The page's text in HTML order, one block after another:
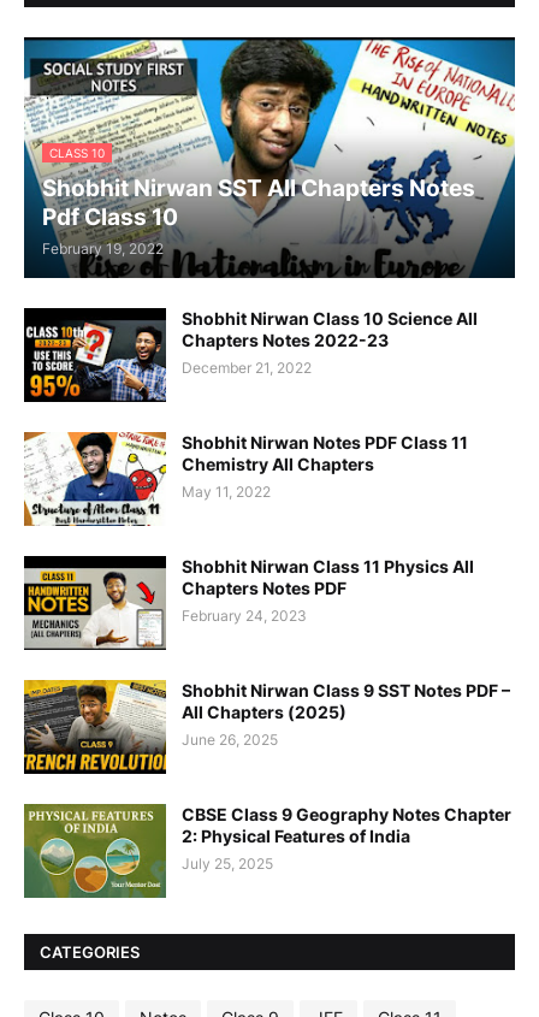
CLASS 10
Shobhit Nirwan SST All Chapters Notes
Pdf Class 10
February 19, 2022
Shobhit Nirwan Class 10 Science All
Chapters Notes 2022-23
December 21, 2022
Shobhit Nirwan Notes PDF Class 11
Chemistry All Chapters
May 11, 2022
Shobhit Nirwan Class 11 Physics All
Chapters Notes PDF
February 24, 2023
Shobhit Nirwan Class 9 SST Notes PDF –
All Chapters (2025)
June 26, 2025
CBSE Class 9 Geography Notes Chapter
2: Physical Features of India
July 25, 2025
CATEGORIES